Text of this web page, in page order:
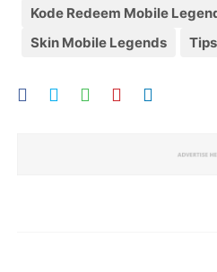
Kode Redeem Mobile
Skin Mobile Legends